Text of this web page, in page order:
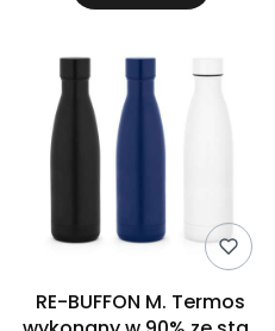
RE-BUFFON M. Termos